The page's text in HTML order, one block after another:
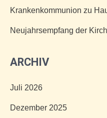
Krankenkommunion zu
Neujahrsempfang der
ARCHIV
Juli 2026
Dezember 2025